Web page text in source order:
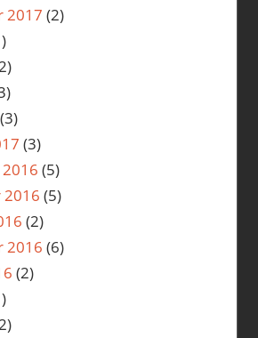
2017 (2)
(3)
(3)
(5)
(5)
(2)
2016 (6)
(2)